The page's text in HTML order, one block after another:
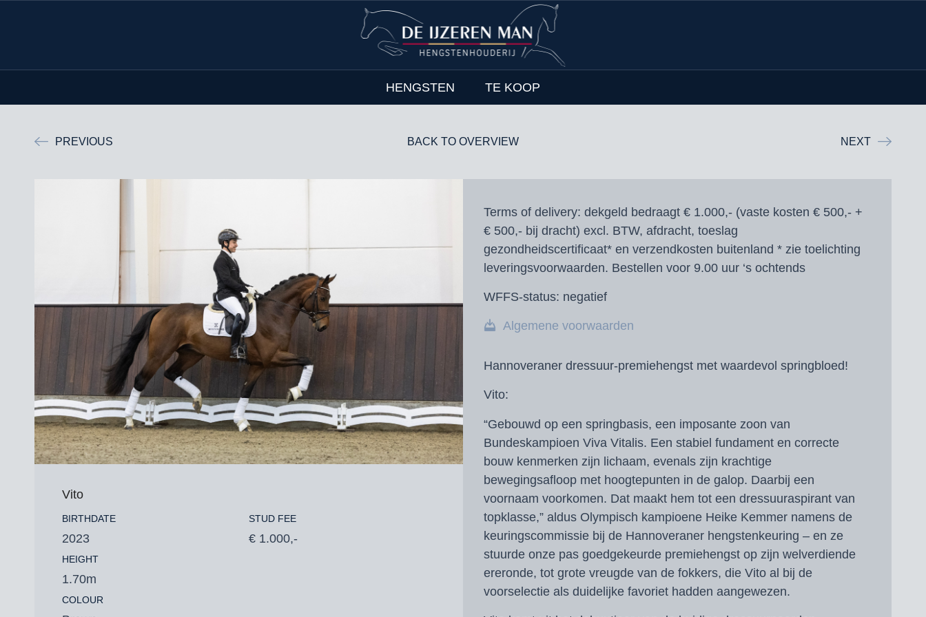
HENGSTEN TE KOOP
PREVIOUS BACK TO OVERVIEW NEXT
Vito
BIRTHDATE
2023
HEIGHT
1.70m
COLOUR
STUD FEE
€ 1.000,-
Terms of delivery: dekgeld bedraagt € 1.000,- (vaste kosten € 500,- +
€ 500,- bij dracht) excl. BTW, afdracht, toeslag
gezondheidscertificaat* en verzendkosten buitenland * zie toelichting
leveringsvoorwaarden. Bestellen voor 9.00 uur ‘s ochtends
WFFS-status: negatief
Algemene voorwaarden
Hannoveraner dressuur-premiehengst met waardevol springbloed!
Vito:
“Gebouwd op een springbasis, een imposante zoon van
Bundeskampioen Viva Vitalis. Een stabiel fundament en correcte
bouw kenmerken zijn lichaam, evenals zijn krachtige
bewegingsafloop met hoogtepunten in de galop. Daarbij een
voornaam voorkomen. Dat maakt hem tot een dressuuraspirant van
topklasse,” aldus Olympisch kampioene Heike Kemmer namens de
keuringscommissie bij de Hannoveraner hengstenkeuring – en ze
stuurde onze pas goedgekeurde premiehengst op zijn welverdiende
ereronde, tot grote vreugde van de fokkers, die Vito al bij de
voorselectie als duidelijke favoriet hadden aangewezen.